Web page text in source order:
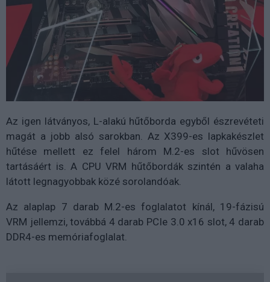
Az igen látványos, L-alakú hűtőborda egyből észrevéteti
magát a jobb alsó sarokban. Az X399-es lapkakészlet
hűtése mellett ez felel három M.2-es slot hűvösen
tartásáért is. A CPU VRM hűtőbordák szintén a valaha
látott legnagyobbak közé sorolandóak.
Az alaplap 7 darab M.2-es foglalatot kínál, 19-fázisú
VRM jellemzi, továbbá 4 darab PCIe 3.0 x16 slot, 4 darab
DDR4-es memóriafoglalat.